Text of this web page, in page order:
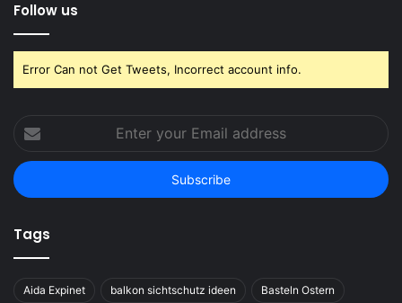
Follow us
Error Can not Get Tweets, Incorrect account info.
Enter
your
Email
address
Tags
Aida Expinet balkon sichtschutz ideen Basteln Ostern